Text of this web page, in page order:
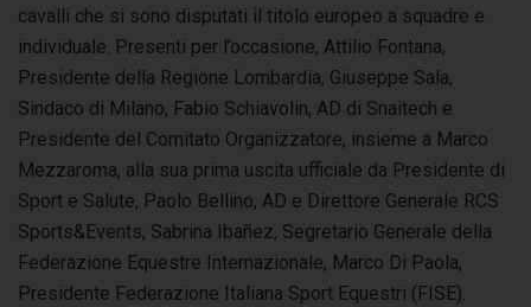
cavalli che si sono disputati il titolo europeo a squadre e
individuale. Presenti per l’occasione, Attilio Fontana,
Presidente della Regione Lombardia, Giuseppe Sala,
Sindaco di Milano, Fabio Schiavolin, AD di Snaitech e
Presidente del Comitato Organizzatore, insieme a Marco
Mezzaroma, alla sua prima uscita ufficiale da Presidente di
Sport e Salute, Paolo Bellino, AD e Direttore Generale RCS
Sports&Events, Sabrina Ibañez, Segretario Generale della
Federazione Equestre Internazionale, Marco Di Paola,
Presidente Federazione Italiana Sport Equestri (FISE).